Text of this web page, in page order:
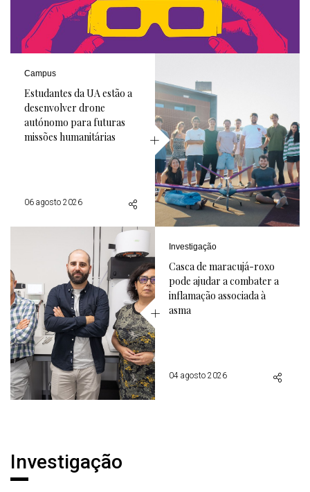
Campus
Estudantes da UA estão a
desenvolver drone
autónomo para futuras
missões humanitárias
06 agosto 2026
Investigação
Casca de maracujá-roxo
pode ajudar a combater a
inflamação associada à
asma
04 agosto 2026
Notícias
Investigação